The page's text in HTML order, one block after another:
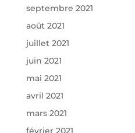
septembre 2021
août 2021
juillet 2021
juin 2021
mai 2021
avril 2021
mars 2021
février 2021